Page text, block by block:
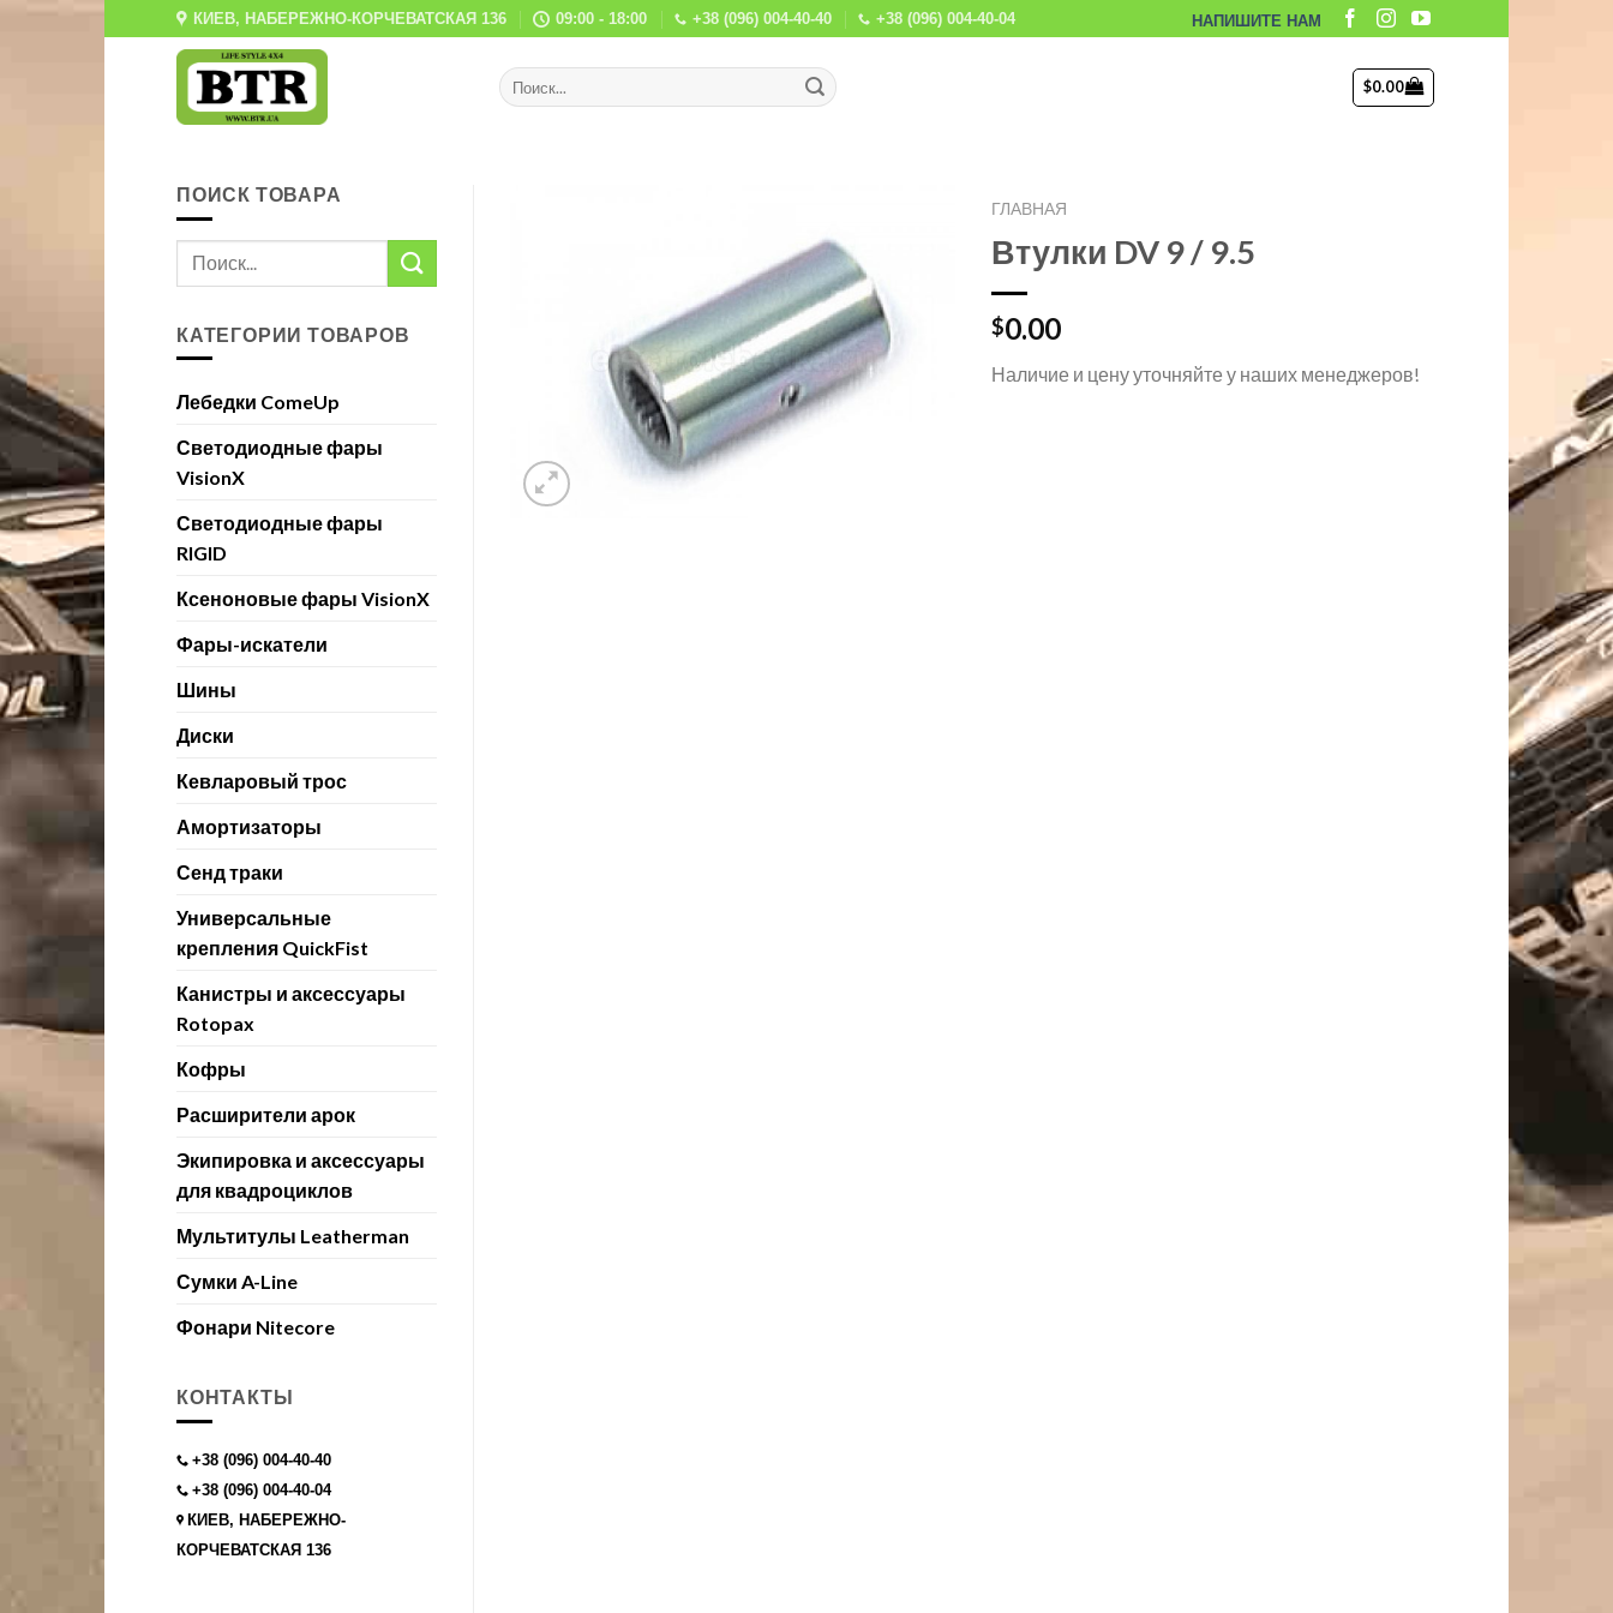
to
КИЕВ, НАБЕРЕЖНО-КОРЧЕВАТСКАЯ 136 09:00 - 18:00 +38 (096) 004-40-40 +38 (096) 004-40-04 НАПИШИТЕ НАМ
$0.00
ГЛАВНАЯ
Втулки DV 9 / 9.5
$0.00
Наличие и цену уточняйте у наших менеджеров!
ПОИСК ТОВАРА
КАТЕГОРИИ ТОВАРОВ
Лебедки ComeUp
Светодиодные фары
VisionX
Светодиодные фары
RIGID
Ксеноновые фары VisionX
Фары-искатели
Шины
Диски
Кевларовый трос
Амортизаторы
Сенд траки
Универсальные
крепления QuickFist
Канистры и аксессуары
Rotopax
Кофры
Расширители арок
Экипировка и аксессуары
для квадроциклов
Мультитулы Leatherman
Сумки A-Line
Фонари Nitecore
КОНТАКТЫ
+38 (096) 004-40-40
+38 (096) 004-40-04
КИЕВ, НАБЕРЕЖНО-
КОРЧЕВАТСКАЯ 136